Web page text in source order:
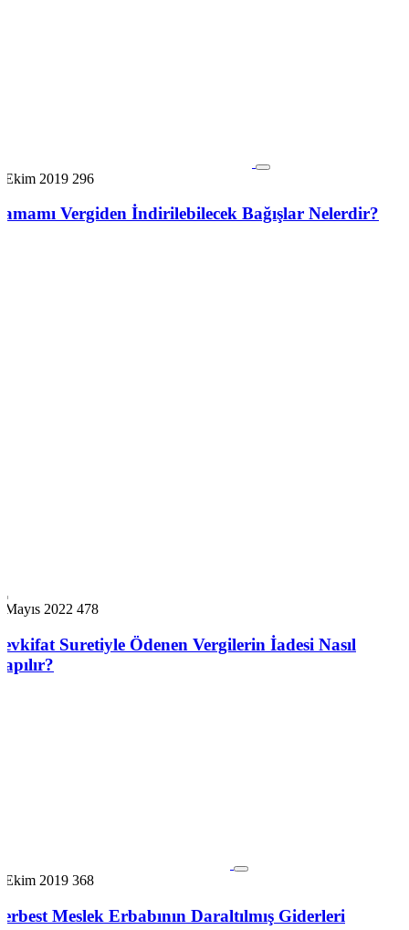
Ekim 2019 296
Vergiden İndirilebilecek Bağışlar Nelerdir?
Mayıs 2022 478
Suretiyle Ödenen Vergilerin İadesi Nasıl
Ekim 2019 368
Meslek Erbabının Daraltılmış Giderleri